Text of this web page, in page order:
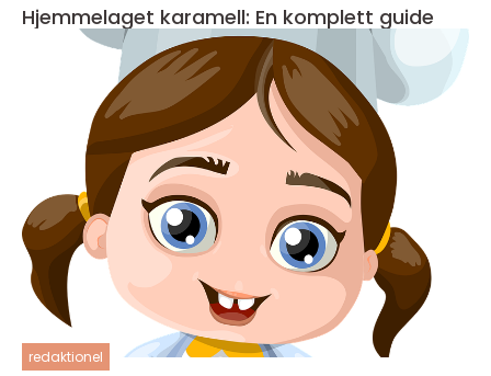
Hjemmelaget karamell: En komplett guide
redaktionel